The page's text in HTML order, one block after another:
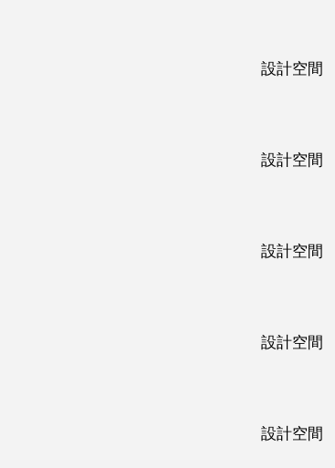
設計空間
設計空間
設計空間
設計空間
設計空間